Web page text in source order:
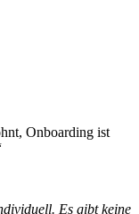
Onboarding ist
Es gibt keine